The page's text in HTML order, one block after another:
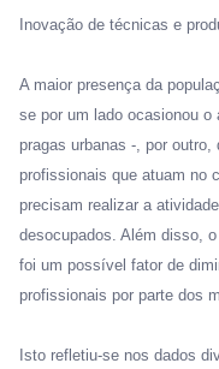
Inovação de técnicas e
A maior presença da
se por um lado ocasionou
pragas urbanas -, por
profissionais que atuam no
precisam realizar a
desocupados. Além disso,
foi um possível fator de
profissionais por parte dos
Isto refletiu-se nos dados